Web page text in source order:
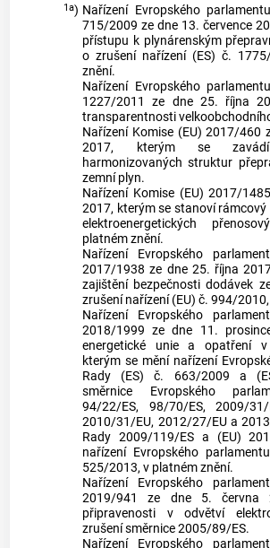
1a) Nařízení Evropského
715/2009 ze dne 13. července
přístupu k plynárenským
o zrušení nařízení (ES) č.
znění.
Nařízení Evropského
1227/2011 ze dne 25. října
transparentnosti
Nařízení Komise (EU) 2017/460
2017, kterým se
harmonizovaných struktur
zemní plyn.
Nařízení Komise (EU) 2017/
2017, kterým se stanoví
elektroenergetických
platném znění.
Nařízení Evropského
2017/1938 ze dne 25. října
zajištění bezpečnosti dodávek
zrušení nařízení (EU) č. 994/
Nařízení Evropského
2018/1999 ze dne 11.
energetické unie a opatření
kterým se mění nařízení
Rady (ES) č. 663/2009 a
směrnice Evropského
94/22/ES, 98/70/ES, 2009/31/
2010/31/EU, 2012/27/EU a
Rady 2009/119/ES a (EU)
nařízení Evropského
525/2013, v platném znění.
Nařízení Evropského
2019/941 ze dne 5. června
připravenosti v odvětví
zrušení směrnice 2005/89/ES.
Nařízení Evropského